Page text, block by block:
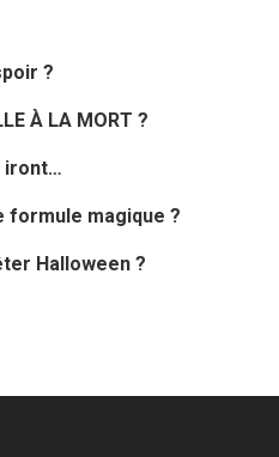
?
À LA MORT ?
iront…
formule magique ?
Halloween ?